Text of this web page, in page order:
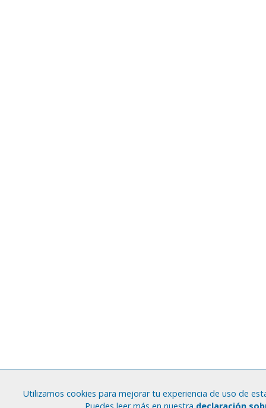
Utilizamos cookies para mejorar tu experiencia de uso de